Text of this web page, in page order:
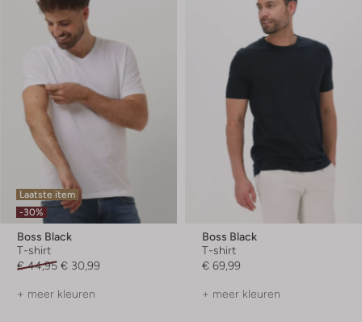
Laatste item
-30%
Boss Black
T-shirt
€ 44,95 € 30,99
+ meer kleuren
Boss Black
T-shirt
€ 69,99
+ meer kleuren